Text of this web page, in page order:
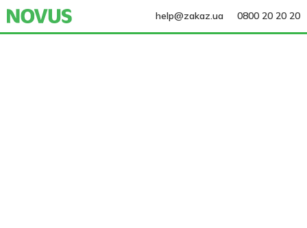
help@zakaz.ua 0800 20 20 20